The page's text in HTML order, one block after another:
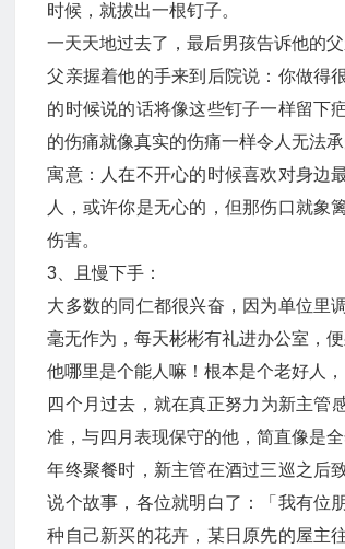
时候，就拔出一根钉子。
一天天地过去了，最后男孩告诉他的
父亲握着他的手来到后院说：你做得
的时候说的话将像这些钉子一样留下
的伤痛就像真实的伤痛一样令人无法承
寓意：人在不开心的时候喜欢对身边
人，或许你是无心的，但那伤口就象
伤害。
3、且慢下手：
大多数的同仁都很兴奋，因为单位里
毫无作为，每天彬彬有礼进办公室，
他哪里是个能人嘛！根本是个老好人
四个月过去，就在真正努力为新主管
准，与四月表现保守的他，简直像是全
年终聚餐时，新主管在酒过三巡之后
说个故事，各位就明白了：「我有位
种自己新买的花卉，某日原先的屋主